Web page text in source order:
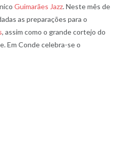
Guimarães Jazz. Neste mês de
as preparações para o
, assim como o grande cortejo do
Em Conde celebra-se o